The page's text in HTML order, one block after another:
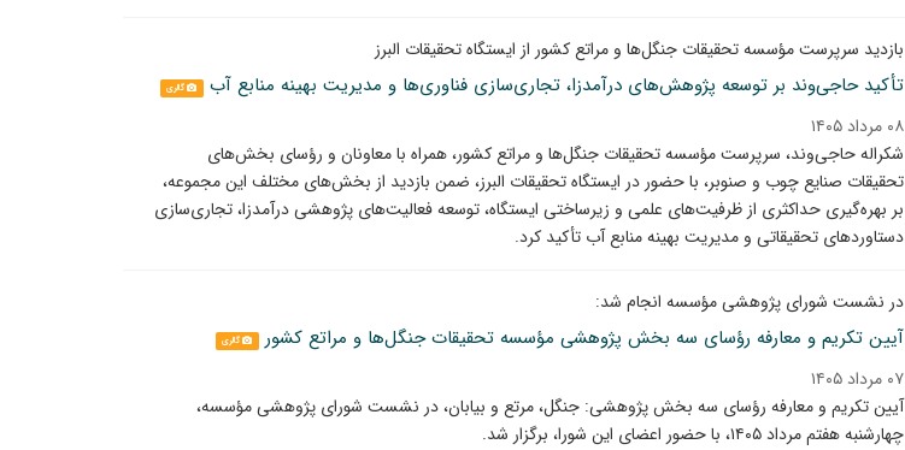
بازدید سرپرست مؤسسه تحقیقات جنگل‌ها و مراتع کشور از ایستگاه تحقیقات البرز
تأکید حاجی‌وند بر توسعه پژوهش‌های درآمدزا، تجاری‌سازی فناوری‌ها و مدیریت بهینه منابع آب گالری
۰۸ مرداد ۱۴۰۵
شکراله حاجی‌وند، سرپرست مؤسسه تحقیقات جنگل‌ها و مراتع کشور، همراه با معاونان و رؤسای بخش‌های
تحقیقات صنایع چوب و صنوبر، با حضور در ایستگاه تحقیقات البرز، ضمن بازدید از بخش‌های مختلف این مجموعه،
بر بهره‌گیری حداکثری از ظرفیت‌های علمی و زیرساختی ایستگاه، توسعه فعالیت‌های پژوهشی درآمدزا، تجاری‌سازی
دستاوردهای تحقیقاتی و مدیریت بهینه منابع آب تأکید کرد.
در نشست شورای پژوهشی مؤسسه انجام شد:
آیین تکریم و معارفه رؤسای سه بخش پژوهشی مؤسسه تحقیقات جنگل‌ها و مراتع کشور گالری
۰۷ مرداد ۱۴۰۵
آیین تکریم و معارفه رؤسای سه بخش پژوهشی: جنگل، مرتع و بیابان، در نشست شورای پژوهشی مؤسسه،
چهارشنبه هفتم مرداد ۱۴۰۵، با حضور اعضای این شورا، برگزار شد.